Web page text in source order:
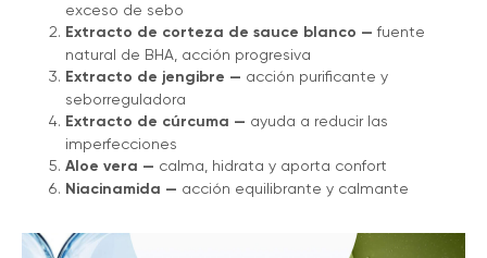
exceso de sebo
Extracto de corteza de sauce blanco — fuente
natural de BHA, acción progresiva
Extracto de jengibre — acción purificante y
seborreguladora
Extracto de cúrcuma — ayuda a reducir las
imperfecciones
Aloe vera — calma, hidrata y aporta confort
Niacinamida — acción equilibrante y calmante